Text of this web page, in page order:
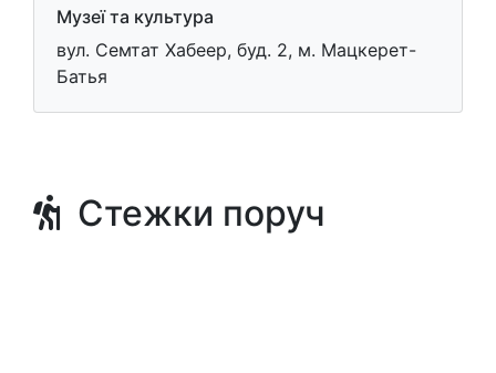
Музеї та культура
вул. Семтат Хабеер, буд. 2, м. Мацкерет-
Батья
Стежки поруч